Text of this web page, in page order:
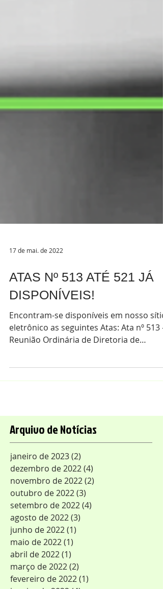
17 de mai. de 2022
ATAS Nº 513 ATÉ 521 JÁ
DISPONÍVEIS!
Encontram-se disponíveis em nosso sítio
Reunião Ordinária de Diretoria de
Arquivo de Notícias
janeiro de 2023(2)2 posts
dezembro de 2022(4)
novembro de 2022(2)
outubro de 2022(3)
setembro de 2022
agosto de 2022(3)
junho de 2022 (1)
maio de 2022(1)1 post
abril de 2022(1)1 post